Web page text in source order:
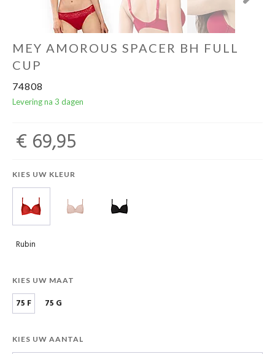
MEY AMOROUS SPACER BH FULL
CUP
74808
Levering na 3 dagen
€ 69,95
KIES UW KLEUR
Rubin
KIES UW MAAT
75 F 75 G
KIES UW AANTAL